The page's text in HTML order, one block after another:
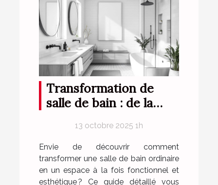
Transformation de
salle de bain : de la
réalisation
13 octobre 2025 1h
Envie de découvrir comment
transformer une salle de bain ordinaire
en un espace à la fois fonctionnel et
esthétique ? Ce guide détaillé vous